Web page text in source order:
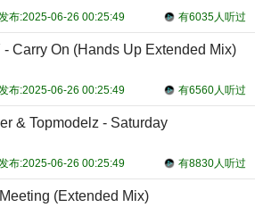
有6035人听过
布:2025-06-26 00:25:49
Carry On (Hands Up Extended Mix)
有6560人听过
布:2025-06-26 00:25:49
& Topmodelz - Saturday
有8830人听过
布:2025-06-26 00:25:49
(Extended Mix)